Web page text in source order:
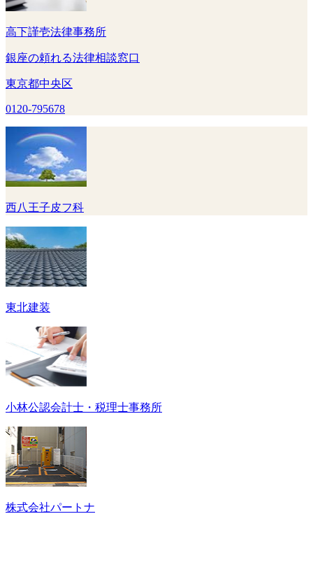
高下謹壱法律事務所
銀座の頼れる法律相談窓口
東京都中央区
0120-795678
西八王子皮フ科
東北建装
小林公認会計士・税理士事務所
株式会社パートナ